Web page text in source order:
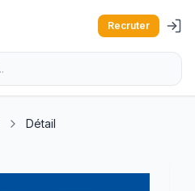
Recruter
Détail